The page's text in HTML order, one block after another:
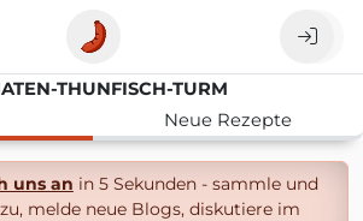
THUNFISCH-TURM
Neue Rezepte
uns an in 5 Sekunden - sammle und
melde neue Blogs, diskutiere im